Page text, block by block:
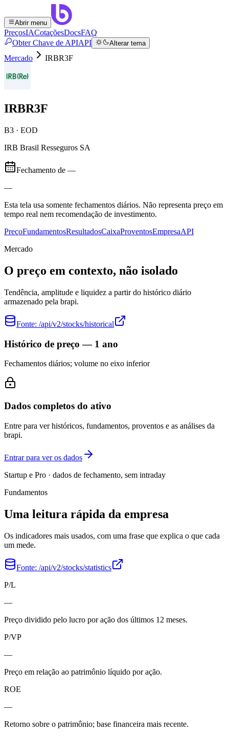
Abrir menu
PreçosIACotaçõesDocsFAQ
Obter Chave de APIAPI Alterar tema
Mercado IRBR3F
IRBR3F
B3 · EOD
IRB Brasil Resseguros SA
Fechamento de —
—
Esta tela usa somente fechamentos diários. Não representa preço em
tempo real nem recomendação de investimento.
PreçoFundamentosResultadosCaixaProventosEmpresaAPI
Mercado
O preço em contexto, não isolado
Tendência, amplitude e liquidez a partir do histórico diário
armazenado pela brapi.
Fonte: /api/v2/stocks/historical
Histórico de preço — 1 ano
Fechamentos diários; volume no eixo inferior
Dados completos do ativo
Entre para ver históricos, fundamentos, proventos e as análises da
brapi.
Entrar para ver os dados
Startup e Pro · dados de fechamento, sem intraday
Fundamentos
Uma leitura rápida da empresa
Os indicadores mais usados, com uma frase que explica o que cada
um mede.
Fonte: /api/v2/stocks/statistics
P/L
—
Preço dividido pelo lucro por ação dos últimos 12 meses.
P/VP
—
Preço em relação ao patrimônio líquido por ação.
ROE
—
Retorno sobre o patrimônio; base financeira mais recente.